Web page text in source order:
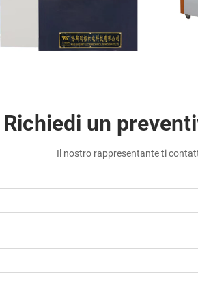
Richiedi un
Il nostro rappresentante ti